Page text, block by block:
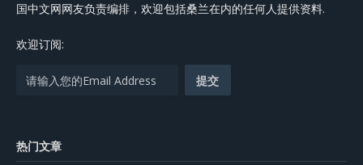
国中文网网友负责编排，欢迎包括桑兰在内的任何人提供资料.
欢迎订阅:
热门文章